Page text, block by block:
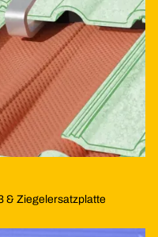
& Ziegelersatzplatte